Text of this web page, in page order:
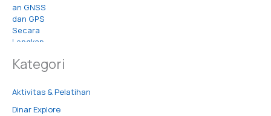
Kategori
Aktivitas & Pelatihan
Dinar Explore